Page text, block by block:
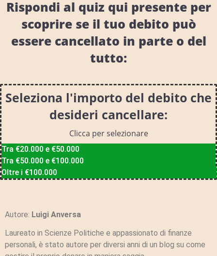
Rispondi al quiz qui presente per
scoprire se il tuo debito può
essere cancellato in parte o del
tutto:
Seleziona l'importo del debito che
desideri cancellare:
Clicca per selezionare
Tra €20.000 e €50.000
Tra €50.000 e €100.000
Oltre i €100.000
Autore: Luigi Anversa
Laureato in Scienze Politiche e appassionato di finanze
personali, è stato autore per diversi anni di un blog su come